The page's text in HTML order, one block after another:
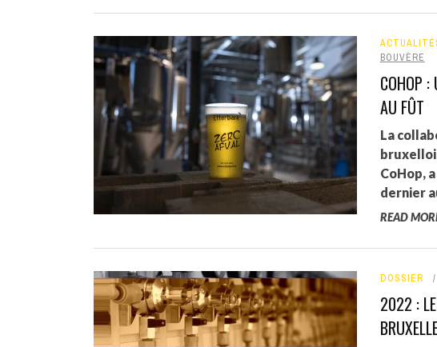
BOUVÈRE
COHOP :
AU FÛT
La
CoHop,
dernier
READ
DOSSIER
2022 :